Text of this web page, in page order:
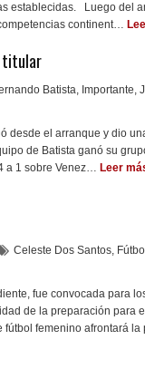
establecidas. Luego del
continent…
titular
Batista, Importante,
desde el arranque y dio
de Batista ganó su
a 1 sobre Venez… Leer
Celeste Dos Santos,
fue convocada para
de la preparación para
fútbol femenino afrontará